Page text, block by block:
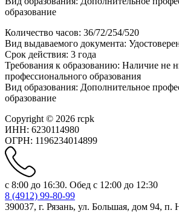
образование
Количество часов: 36/72/254/520
Вид выдаваемого документа:
Срок действия: 3 года
Требования к образованию: Наличие не
профессионального образования
Вид образования: Дополнительное
образование
Copyright © 2026 rcpk
ИНН: 6230114980
ОГРН: 1196234014899
с 8:00 до 16:30. Обед с 12:00 до 12:30
8 (4912) 99-80-99
390037, г. Рязань, ул. Большая, дом 94, п.